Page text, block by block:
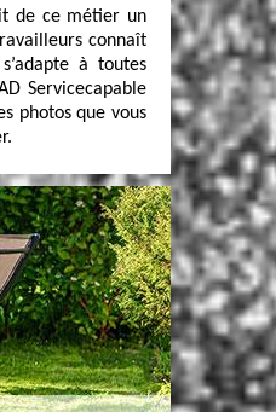
de ce métier un
connaît
à toutes
Servicecapable
photos que vous